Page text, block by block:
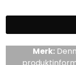
Merk: